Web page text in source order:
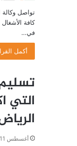
تواصل وكالة
كافة
في…
أكمل
التي
أغسطس 11, 2023